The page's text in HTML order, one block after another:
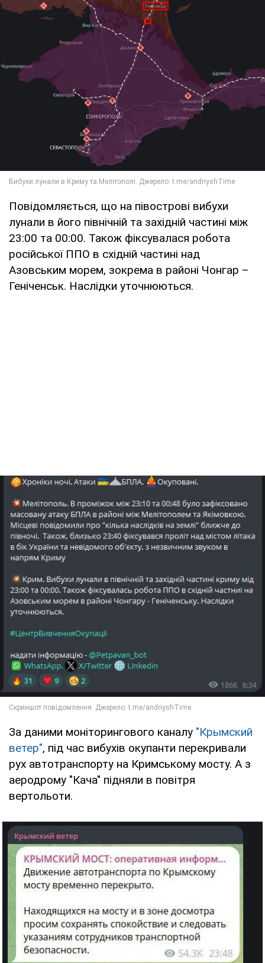
Повідомляється, що на півострові вибухи
лунали в його північній та західній частині між
23:00 та 00:00. Також фіксувалася робота
російської ППО в східній частині над
Азовським морем, зокрема в районі Чонгар –
Геніченськ. Наслідки уточнюються.
За даними моніторингового каналу "Крымский
ветер", під час вибухів окупанти перекривали
рух автотранспорту на Кримському мосту. А з
аеродрому "Кача" підняли в повітря
вертольоти.